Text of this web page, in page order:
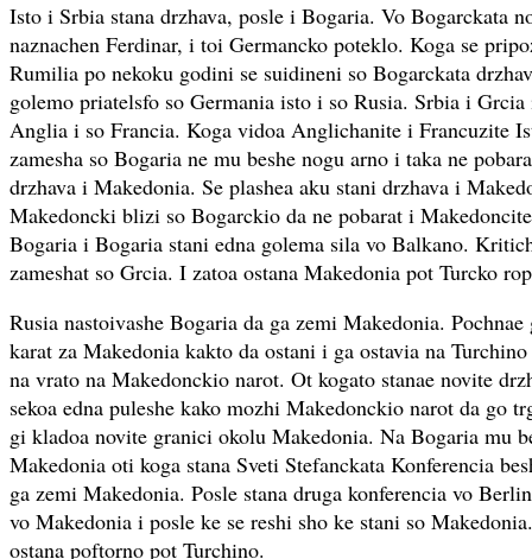
Isto i Srbia stana drzhava, posle i Bogaria. Vo Bogarckata
naznachen Ferdinar, i toi Germancko poteklo. Koga se
Rumilia po nekoku godini se suidineni so Bogarckata
golemo priatelsfo so Germania isto i so Rusia. Srbia i
Anglia i so Francia. Koga vidoa Anglichanite i Francuzite
zamesha so Bogaria ne mu beshe nogu arno i taka ne
drzhava i Makedonia. Se plashea aku stani drzhava i
Makedoncki blizi so Bogarckio da ne pobarat i Makedoncite
Bogaria i Bogaria stani edna golema sila vo Balkano.
zameshat so Grcia. I zatoa ostana Makedonia pot Turcko
Rusia nastoivashe Bogaria da ga zemi Makedonia.
karat za Makedonia kakto da ostani i ga ostavia na
na vrato na Makedonckio narot. Ot kogato stanae novite
sekoa edna puleshe kako mozhi Makedonckio narot da go
gi kladoa novite granici okolu Makedonia. Na Bogaria mu
Makedonia oti koga stana Sveti Stefanckata Konferencia
ga zemi Makedonia. Posle stana druga konferencia vo
vo Makedonia i posle ke se reshi sho ke stani so
ostana poftorno pot Turchino.